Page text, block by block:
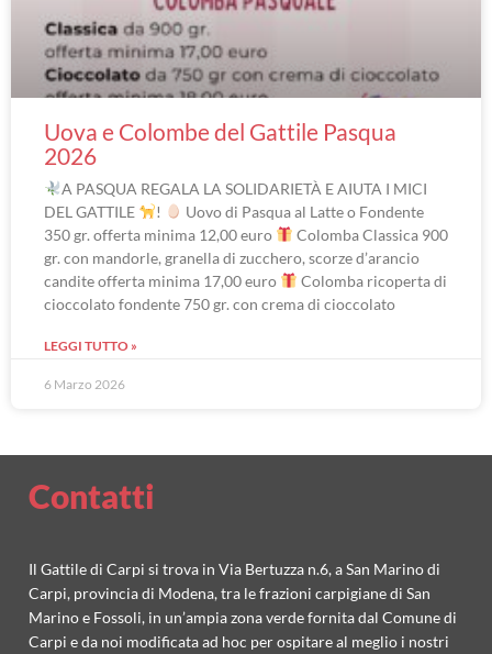
Uova e Colombe del Gattile Pasqua
2026
A PASQUA REGALA LA SOLIDARIETÀ E AIUTA I MICI
DEL GATTILE
!
Uovo di Pasqua al Latte o Fondente
350 gr. offerta minima 12,00 euro
Colomba Classica 900
gr. con mandorle, granella di zucchero, scorze d’arancio
candite offerta minima 17,00 euro
Colomba ricoperta di
cioccolato fondente 750 gr. con crema di cioccolato
LEGGI TUTTO »
6 Marzo 2026
Contatti
Il Gattile di Carpi si trova in Via Bertuzza n.6, a San Marino di
Carpi, provincia di Modena, tra le frazioni carpigiane di San
Marino e Fossoli, in un’ampia zona verde fornita dal Comune di
Carpi e da noi modificata ad hoc per ospitare al meglio i nostri